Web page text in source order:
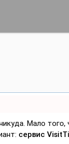
Мало
сервис